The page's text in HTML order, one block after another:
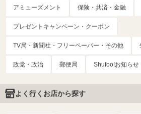
アミューズメント 保険・共済・金融
プレゼントキャンペーン・クーポン
TV局・新聞社・フリーペーパー・その他
政党・政治 郵便局 Shufoo!お知らせ
よく行くお店から探す